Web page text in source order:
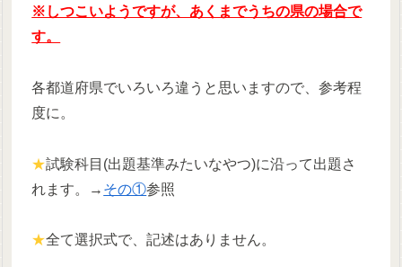
※しつこいようですが、あくまでうちの県の場合で
す。
各都道府県でいろいろ違うと思いますので、参考程
度に。
★試験科目(出題基準みたいなやつ)に沿って出題さ
れます。→ その①参照
★全て選択式で、記述はありません。